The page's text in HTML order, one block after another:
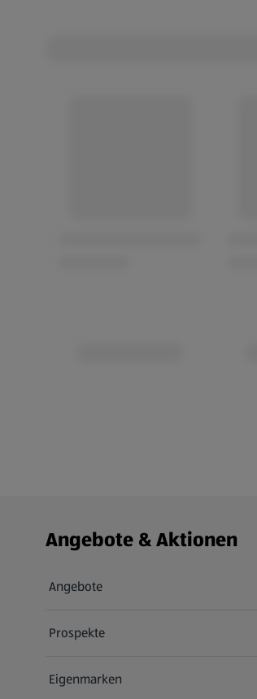
Fußzeilenmenü - weitere Links
Angebote & Aktionen
Angebote
Prospekte
Eigenmarken